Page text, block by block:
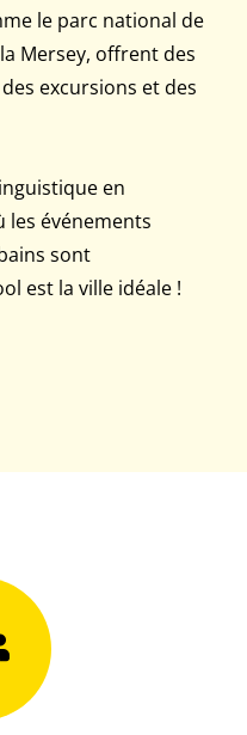
le parc national de
Mersey, offrent des
excursions et des
en
les événements
sont
est la ville idéale !